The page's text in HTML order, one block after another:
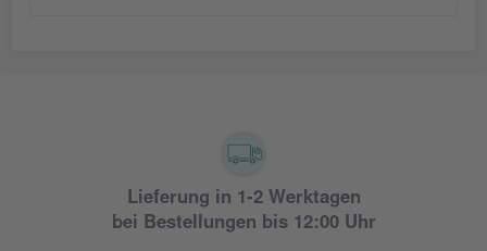
Lieferung in 1-2 Werktagen
bei Bestellungen bis 12:00 Uhr